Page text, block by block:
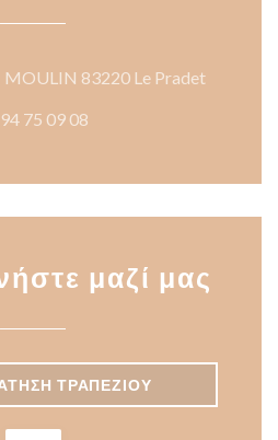
MOULIN 83220 Le Pradet
75 09 08
μαζί μας
ΤΡΑΠΕΖΙΟΎ